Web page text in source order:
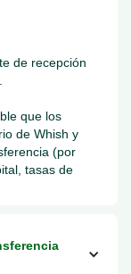
de recepción
que los
de Whish y
(por
tasas de